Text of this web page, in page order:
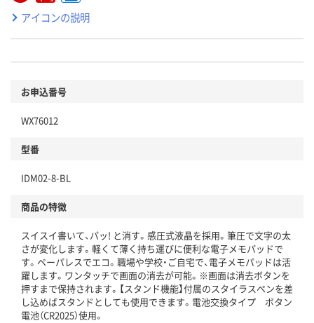
アイコンの説明
お申込番号
WX76012
型番
IDM02-8-BL
商品の特徴
スイスイ書いて、パッ! と消す。感圧式液晶を採用。筆圧で文字の太
さが変化します。軽くて薄く持ち運びに便利な電子メモパッドで
す。ペーパレスでエコ。職場や学校・ご自宅で、電子メモパッドは活
躍します。ワンタッチで画面の消去が可能。※画面は消去ボタンを
押すまで保持されます。【スタンド機能】付属のスタイラスペンを差
し込めばスタンドとしても使用できます。電池交換タイプ ボタン
電池（CR2025）使用。